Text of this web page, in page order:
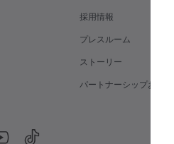
採用情報
プレスルーム
ストーリー
パートナーシップおよ